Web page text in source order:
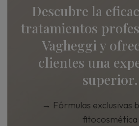
Descubre la
tratamientos
Vagheggi y
clientes una
superior.
→ Fórmulas exclusivas
fitocosmética